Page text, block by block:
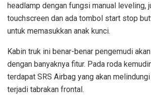
headlamp dengan fungsi manual leveling,
touchscreen dan ada tombol start stop
untuk memasukkan anak kunci.
Kabin truk ini benar-benar pengemudi
dengan banyaknya fitur. Pada roda
terdapat SRS Airbag yang akan
terjadi tabrakan frontal.